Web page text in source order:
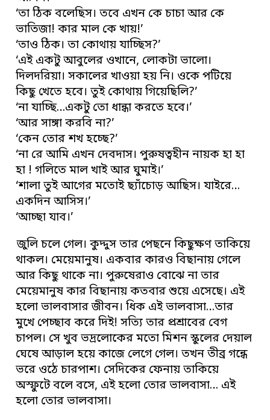
‘তা ঠিক বলেছিস। তবে এখন কে চাচা আর কে
ভাতিজা! কার মাল কে খায়!’
‘তাও ঠিক। তা কোথায় যাচ্ছিস?’
‘এই একটু আবুলের ওখানে, লোকটা ভালো।
দিলদরিয়া। সকালের খাওয়া হয় নি। ওকে পটিয়ে
কিছু খেতে হবে। তুই কোথায় গিয়েছিলি?’
‘না যাচ্ছি…একটু তো ধান্ধা করতে হবে।’
‘আর সাঙ্গা করবি না?’
‘কেন তোর শখ হচ্ছে?’
‘না রে আমি এখন দেবদাস। পুরুষত্বহীন নায়ক হা হা
হা ! গলিতে মাল খাই আর ঘুমাই।’
‘শালা তুই আগের মতোই ছ্যাঁচোড় আছিস। যাইরে…
একদিন আসিস।’
‘আচ্ছা যাব।’
জুলি চলে গেল। কুদ্দুস তার পেছনে কিছুক্ষণ তাকিয়ে
থাকল। মেয়েমানুষ। একবার কারও বিছানায় গেলে
আর কিছু থাকে না। পুরুষেরাও বোঝে না তার
মেয়েমানুষ কার বিছানায় কতবার শুয়ে এসেছে। এই
হলো ভালবাসার জীবন। ধিক এই ভালবাসা…তার
মুখে পেচ্ছাব করে দিই! সত্যি তার প্রশ্রাবের বেগ
চাপল। সে খুব ভদ্রলোকের মতো মিশন স্কুলের দেয়াল
ঘেষে আড়াল হয়ে কাজে লেগে গেল। তখন তীব্র গন্ধে
ভরে ওঠে চারপাশ। সেদিকের ফেনায় তাকিয়ে
অস্ফুটে বলে বসে, এই হলো তোর ভালবাসা… এই
হলো তোর ভালবাসা।